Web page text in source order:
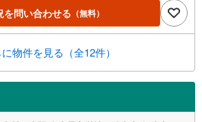
を問い合わせる （無料）
物件を見る（全12件）